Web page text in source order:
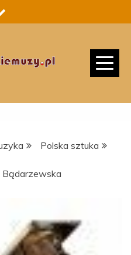
Polska sztuka
Bądarzewska